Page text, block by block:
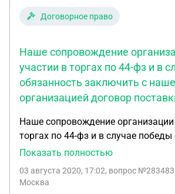
Договорное право
Наше сопровождение
участии в торгах по 44-фз и в
обязанность заключить с
организацией договор
Наше сопровождение
торгах по 44-фз и в случае победы
заключить с нашей организацией
(агентский, оказания услуг,
Показать полностью
03 августа 2020, 17:02, вопрос
Москва